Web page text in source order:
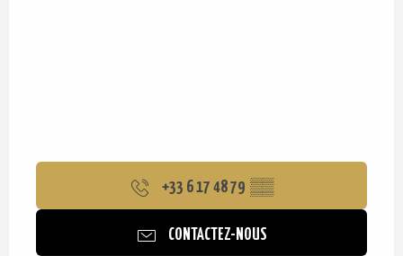
+33 6 17 48 79 ▒▒
CONTACTEZ-NOUS